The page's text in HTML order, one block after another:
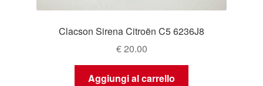
Clacson Sirena Citroën C5 6236J8
€20.00
Aggiungi al carrello